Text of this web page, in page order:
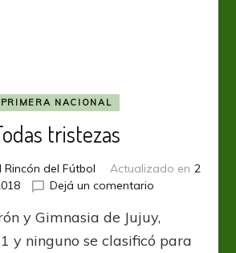
PRIMERA NACIONAL
tristezas
Rincón del Fútbol Actualizado en 2
Dejá un comentario
tristezas
y Gimnasia de Jujuy,
y ninguno se clasificó para